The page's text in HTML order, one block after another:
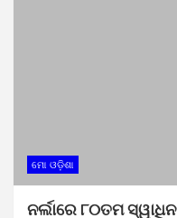
ମୋ ଓଡ଼ିଶା
ନର୍ଲାରେ ୮୦ତମ